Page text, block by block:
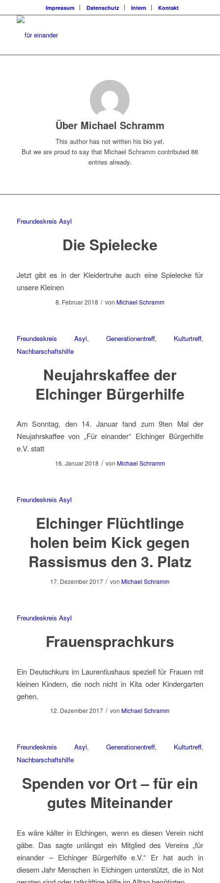
Impressum Datenschutz Intern Kontakt
Über Michael Schramm
This author has not written his bio yet.
But we are proud to say that Michael Schramm contributed 88
entries already.
Freundeskreis Asyl
Die Spielecke
Jetzt gibt es in der Kleidertruhe auch eine Spielecke für
unsere Kleinen
8. Februar 2018 / von Michael Schramm
Freundeskreis Asyl,Generationentreff, Kulturtreff,
Nachbarschaftshilfe
Neujahrskaffee der
Elchinger Bürgerhilfe
Am Sonntag, den 14. Januar fand zum 9ten Mal der
Neujahrskaffee von „Für einander“ Elchinger Bürgerhilfe
e.V. statt
16. Januar 2018 / von Michael Schramm
Freundeskreis Asyl
Elchinger Flüchtlinge
holen beim Kick gegen
Rassismus den 3. Platz
17. Dezember 2017 / von Michael Schramm
Freundeskreis Asyl
Frauensprachkurs
Ein Deutschkurs im Laurentiushaus speziell für Frauen mit
kleinen Kindern, die noch nicht in Kita oder Kindergarten
gehen.
12. Dezember 2017 / von Michael Schramm
Freundeskreis Asyl,Generationentreff, Kulturtreff,
Nachbarschaftshilfe
Spenden vor Ort – für ein
gutes Miteinander
Es wäre kälter in Elchingen, wenn es diesen Verein nicht
gäbe. Das sagte unlängst ein Mitglied des Vereins „für
einander – Elchinger Bürgerhilfe e.V.“ Er hat auch in
diesem Jahr Menschen in Elchingen unterstützt, die in Not